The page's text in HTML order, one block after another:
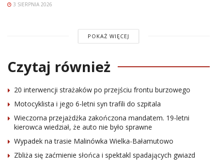
3 SIERPNIA 2026
POKAŻ WIĘCEJ
Czytaj również
20 interwencji strażaków po przejściu frontu burzowego
Motocyklista i jego 6-letni syn trafili do szpitala
Wieczorna przejażdżka zakończona mandatem. 19-letni
kierowca wiedział, że auto nie było sprawne
Wypadek na trasie Malinówka Wielka-Bałamutowo
Zbliża się zaćmienie słońca i spektakl spadających gwiazd